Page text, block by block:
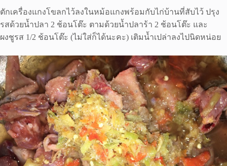
ตักเครื่องแกงโขลกไว้ลงในหม้อแกงพร้อมกับไก่บ้านที่สับไว้ ปรุง
รสด้วยน้ำปลา 2 ช้อนโต๊ะ ตามด้วยน้ำปลาร้า 2 ช้อนโต๊ะ และ
ผงชูรส 1/2 ช้อนโต๊ะ (ไม่ใส่ก็ได้นะคะ) เติมน้ำเปล่าลงไปนิดหน่อย